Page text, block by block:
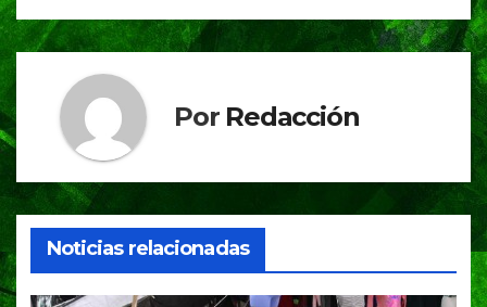
Por Redacción
Noticias relacionadas